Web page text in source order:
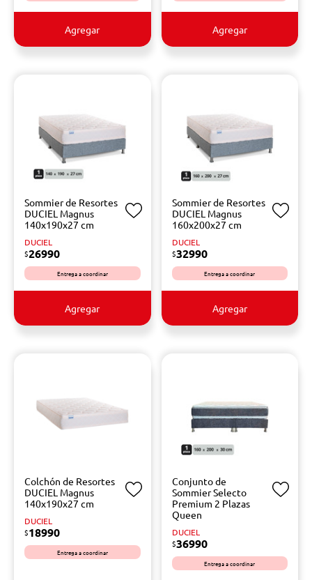
Agregar Agregar
Sommier de Resortes
DUCIEL Magnus
140x190x27 cm
DUCIEL
$26990
Entrega a coordinar
Agregar
Sommier de Resortes
DUCIEL Magnus
160x200x27 cm
DUCIEL
$32990
Entrega a coordinar
Agregar
Colchón de Resortes
DUCIEL Magnus
140x190x27 cm
DUCIEL
$18990
Entrega a coordinar
Conjunto de
Sommier Selecto
Premium 2 Plazas
Queen
DUCIEL
$36990
Entrega a coordinar